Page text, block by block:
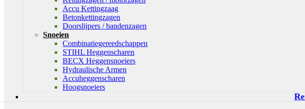
Accu Kettingzaag
Betonkettingzagen
Doorslijpers / bandenzagen
Snoeien
Combinatiegereedschappen
STIHL Heggenscharen
BECX Heggensnoeiers
Hydraulische Armen
Accuheggenscharen
Hoogsnoeiers